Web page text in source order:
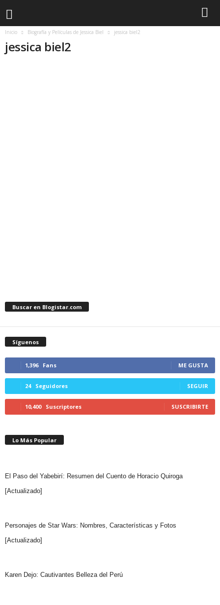
Inicio Biografía y Películas de Jessica Biel jessica biel2
jessica biel2
Buscar en Blogistar.com
Síguenos
1,396 Fans ME GUSTA
24 Seguidores SEGUIR
10,400 Suscriptores SUSCRIBIRTE
Lo Más Popular
El Paso del Yabebirí: Resumen del Cuento de Horacio Quiroga
[Actualizado]
Personajes de Star Wars: Nombres, Características y Fotos
[Actualizado]
Karen Dejo: Cautivantes Belleza del Perú